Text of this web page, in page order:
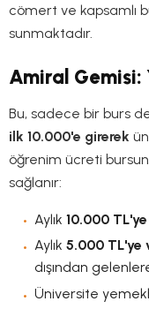
cömert ve kapsamlı
sunmaktadır.
Amiral Gemisi:
Bu, sadece bir burs
ilk 10.000'e girerek
öğrenim ücreti
sağlanır:
Aylık 10.000
Aylık 5.000 TL'ye
dışından
Üniversite